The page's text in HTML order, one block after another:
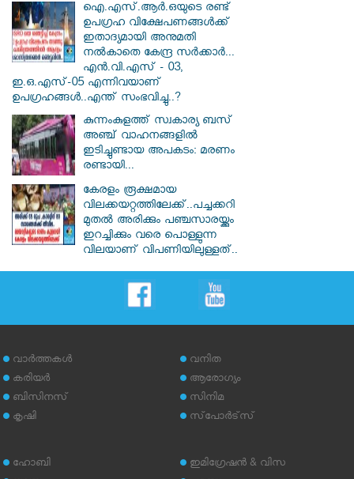
ഐ.എസ്.ആർ.ഒയുടെ രണ്ട്
ഉപഗ്രഹ വിക്ഷേപണങ്ങൾക്ക്
ഇതാദ്യമായി അനുമതി
നൽകാതെ കേന്ദ്ര സർക്കാർ...
എൻ.വി.എസ് - 03,
ഇ.ഒ.എസ്-05 എന്നിവയാണ്
ഉപഗ്രഹങ്ങൾ..എന്ത് സംഭവിച്ചു..?
കുന്നംകുളത്ത് സ്വകാര്യ ബസ്
അഞ്ച് വാഹനങ്ങളിൽ
ഇടിച്ചുണ്ടായ അപകടം: മരണം
രണ്ടായി...
കേരളം രൂക്ഷമായ
വിലക്കയറ്റത്തിലേക്ക്..പച്ചക്കറി
മുതൽ അരിക്കും പഞ്ചസാരയ്ക്കും
ഇറച്ചിക്കും വരെ പൊള്ളുന്ന
വിലയാണ് വിപണിയിലുള്ളത്..
വാര്‍ത്തകള്‍
കരിയര്‍
ബിസിനസ്
കൃഷി
വനിത
ആരോഗ്യം
സിനിമ
സ്‌പോര്‍ട്‌സ്
ഹോബി
ഇമിഗ്രേഷന്‍ & വിസ